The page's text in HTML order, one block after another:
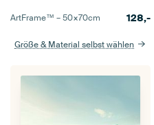
ArtFrame™ –50×70cm 128,-
Größe & Material selbst wählen